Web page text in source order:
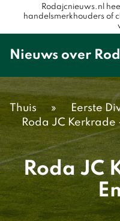
Rodajcnieuws.nl
handelsmerkhouders of
Nieuws over
Thuis » Eerste
Roda JC Kerkrade
Roda JC